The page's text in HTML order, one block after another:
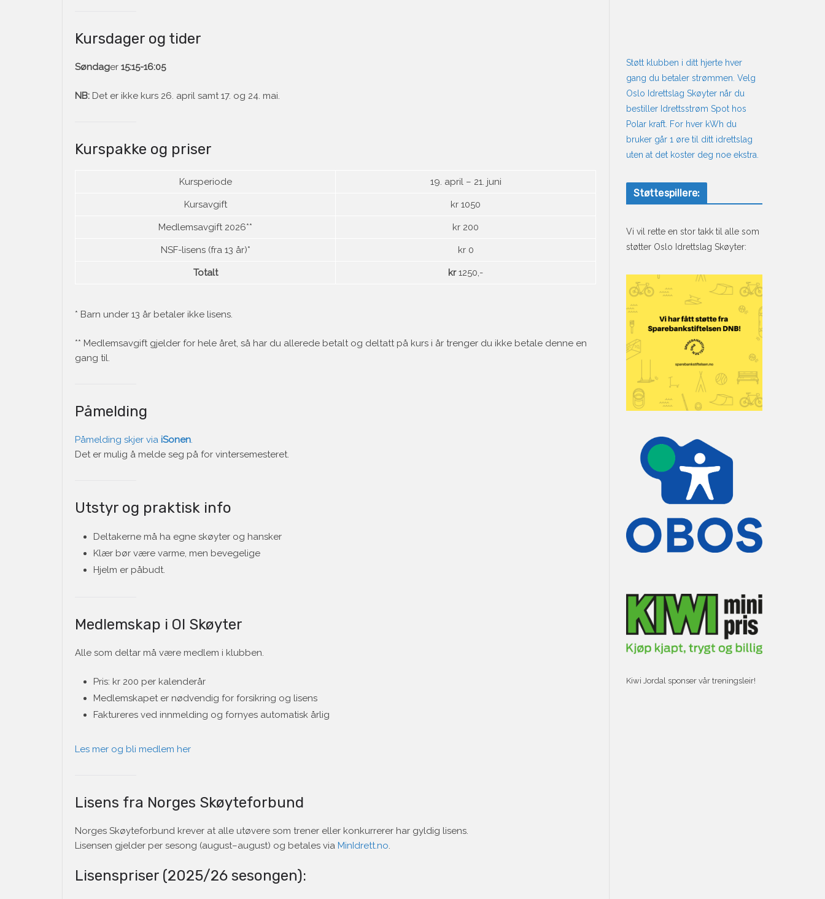
Kursdager og tider
Søndager 15:15-16:05
NB: Det er ikke kurs 26. april samt 17. og 24. mai.
Kurspakke og priser
Kursperiode 19. april – 21. juni
Kursavgift kr 1050
Medlemsavgift 2026** kr 200
NSF-lisens (fra 13 år)* kr 0
Totalt kr1250,-
* Barn under 13 år betaler ikke lisens.
** Medlemsavgift gjelder for hele året, så har du allerede betalt og deltatt på kurs i år trenger du ikke betale denne en
gang til.
Påmelding
Påmelding skjer via iSonen.
Det er mulig å melde seg på for vintersemesteret.
Utstyr og praktisk info
Deltakerne må ha egne skøyter og hansker
Klær bør være varme, men bevegelige
Hjelm er påbudt.
Medlemskap i OI Skøyter
Alle som deltar må være medlem i klubben.
Pris: kr 200 per kalenderår
Medlemskapet er nødvendig for forsikring og lisens
Faktureres ved innmelding og fornyes automatisk årlig
Les mer og bli medlem her
Lisens fra Norges Skøyteforbund
Norges Skøyteforbund krever at alle utøvere som trener eller konkurrerer har gyldig lisens.
Lisensen gjelder per sesong (august–august) og betales via MinIdrett.no.
Lisenspriser (2025/26 sesongen):
Støtt klubben i ditt hjerte hver
gang du betaler strømmen. Velg
Oslo Idrettslag Skøyter når du
bestiller Idrettsstrøm Spot hos
Polar kraft. For hver kWh du
bruker går 1 øre til ditt idrettslag
uten at det koster deg noe ekstra.
Støttespillere:
Vi vil rette en stor takk til alle som
støtter Oslo Idrettslag Skøyter:
Kiwi Jordal sponser vår treningsleir!